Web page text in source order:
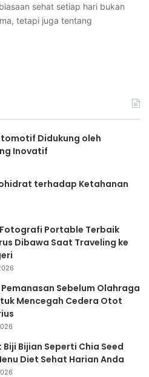
sehat setiap hari bukan
tetapi juga tentang
Didukung oleh
Inovatif
terhadap Ketahanan
Portable Terbaik
Dibawa Saat Traveling ke
Sebelum Olahraga
Mencegah Cedera Otot
Bijian Seperti Chia Seed
Diet Sehat Harian Anda